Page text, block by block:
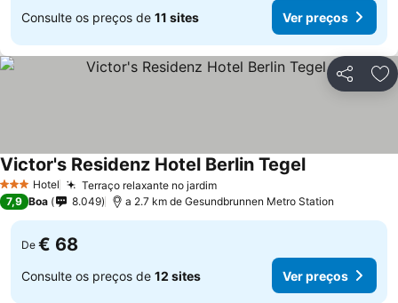
Consulte os preços de 11 sites Ver preços
Partilhar
3 EstrelasHotel Terraço relaxante no jardim
Victor's Residenz Hotel Berlin Tegel
7,9 Boa 8.049 a 2.7 km de Gesundbrunnen Metro Station
De € 68
Consulte os preços de 12 sites Ver preços